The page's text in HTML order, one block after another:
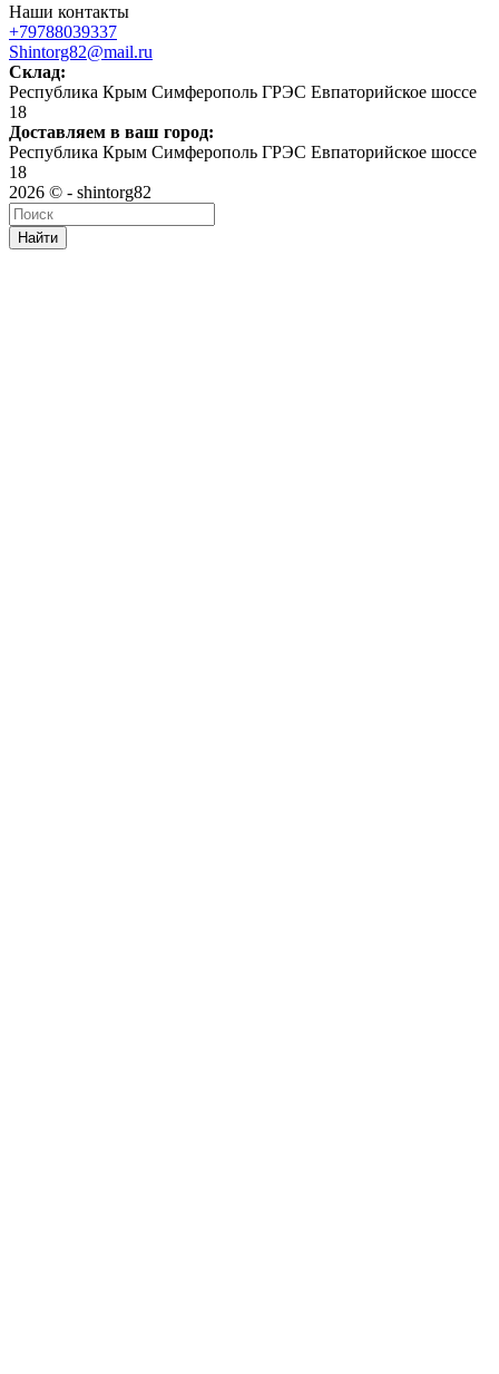
Наши контакты
+79788039337
Shintorg82@mail.ru
Склад:
Республика Крым Симферополь ГРЭС Евпаторийское шоссе
18
Доставляем в ваш город:
Республика Крым Симферополь ГРЭС Евпаторийское шоссе
18
2026 © - shintorg82
Найти